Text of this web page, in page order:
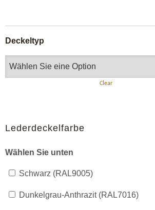
Deckeltyp
Clear
Lederdeckelfarbe
Wählen Sie unten
Schwarz (RAL9005)
Dunkelgrau-Anthrazit (RAL7016)